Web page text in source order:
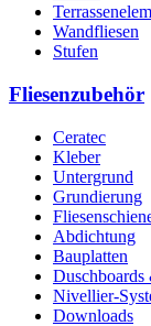
Wandfliesen
Stufen
Fliesenzubehör
Ceratec
Kleber
Untergrund
Grundierung
Abdichtung
Bauplatten
Nivellier-
Downloads